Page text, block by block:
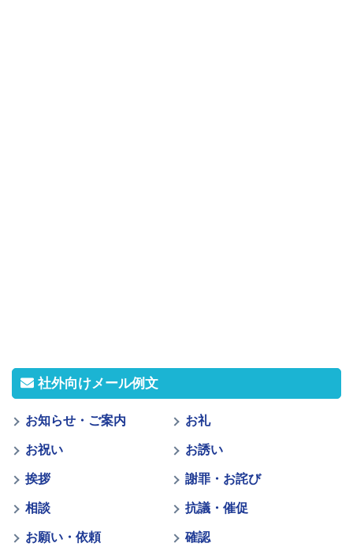
社外向けメール例文
お知らせ・ご案内 お礼
お祝い お誘い
挨拶 謝罪・お詫び
相談 抗議・催促
お願い・依頼 確認